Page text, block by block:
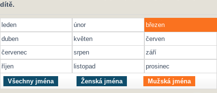
dítě.
leden únor
březen
duben
květen
červen
červenec
srpen
září
říjen
listopad prosinec
Všechny jména Ženská jména Mužská jména